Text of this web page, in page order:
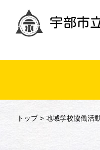
宇部市
トップ> 地域学校協働活